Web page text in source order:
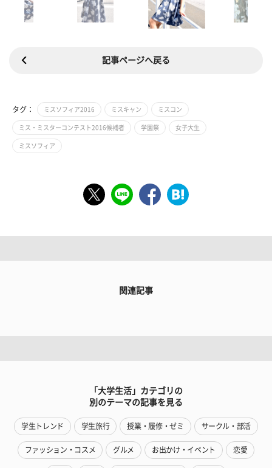
記事ページへ戻る
タグ： ミスソフィア2016 ミスキャン ミスコン
ミス・ミスターコンテスト2016候補者 学園祭 女子大生
ミスソフィア
関連記事
「大学生活」カテゴリの
別のテーマの記事を見る
学生トレンド 学生旅行 授業・履修・ゼミ サークル・部活
ファッション・コスメ グルメ お出かけ・イベント 恋愛